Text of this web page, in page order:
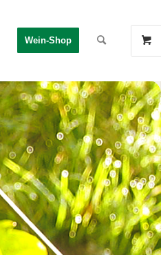
Wein-Shop